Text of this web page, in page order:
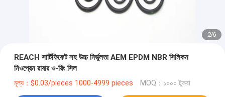
2/6
REACH সার্টিফিকেট সহ উচ্চ নির্ভুলতা AEM EPDM NBR সিলিকন
নিওপ্রেন রাবার ও-রিং সিল
মূল্য：$0.03/pieces 1000-4999 pieces MOQ：১০০০ টুকরা